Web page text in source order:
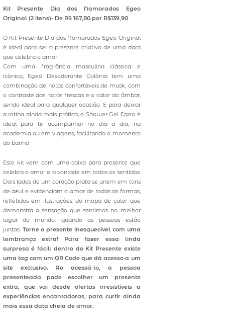
Kit Presente Dia dos Namorados Egeo
Original (2 itens)- De R$ 167,80 por R$139,90
O Kit Presente Dia dos Namorados Egeo Original
é ideal para ser o presente criativo de uma data
que celebra o amor.
Com uma fragrância masculina clássica e
icônica, Egeo Desodorante Colônia tem uma
combinação de notas confortáveis de musk, com
o contraste das notas frescas e o calor do âmbar,
sendo ideal para qualquer ocasião. E para deixar
a rotina ainda mais prática, o Shower Gel Egeo é
ideal para te acompanhar no dia a dia, na
academia ou em viagens, facilitando o momento
do banho.
Este kit vem com uma caixa para presente que
celebra o amor e a vontade em todos os sentidos.
Dois lados de um coração prata se unem em tons
de azul e evidenciam o amor de todas as formas,
refletidos em ilustrações do mapa de calor que
demonstra a sensação que sentimos no melhor
lugar do mundo: quando as pessoas estão
juntas. Torne o presente inesquecível com uma
lembrança extra! Para fazer essa linda
surpresa é fácil: dentro do Kit Presente existe
uma tag com um QR Code que dá acesso a um
site exclusivo. Ao acessá-lo, a pessoa
presenteada pode escolher um presente
extra, que vai desde ofertas irresistíveis a
experiências encantadoras, para curtir ainda
mais essa data cheia de amor.